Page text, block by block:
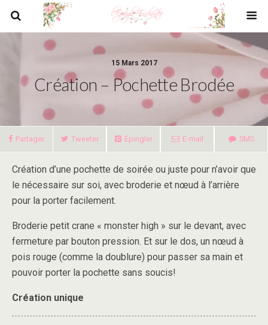
15 Mars 2017
Création – Pochette Brodée
Partager Tweeter Épingler E-mail SMS
Création d’une pochette de soirée ou juste pour n’avoir que
le nécessaire sur soi, avec broderie et nœud à l’arrière
pour la porter facilement.
Broderie petit crane « monster high » sur le devant, avec
fermeture par bouton pression. Et sur le dos, un nœud à
pois rouge (comme la doublure) pour passer sa main et
pouvoir porter la pochette sans soucis!
Création unique